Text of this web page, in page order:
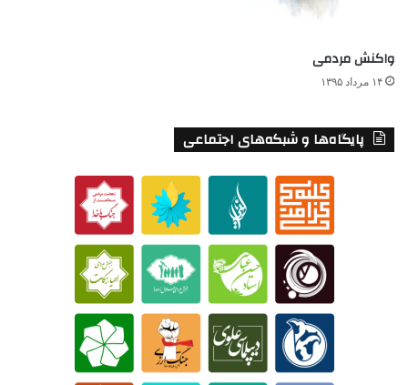
واکنش مردمی
۱۴ مرداد ۱۳۹۵
پایگاه‌ها و شبکه‌های اجتماعی